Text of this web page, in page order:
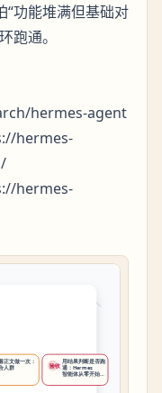
“功能堆满但基础对
跑通。
hermes-agent
hermes-
hermes-